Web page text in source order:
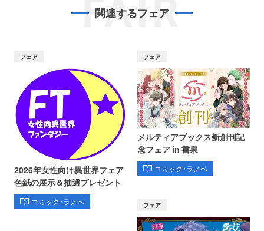
FAIR
関連するフェア
フェア
2026年女性向け異世界フェア
色紙の展示＆抽選プレゼント
コミック・ラノベ
フェア
メルティアブックス新創刊記
念フェア in 書泉
コミック・ラノベ
フェア